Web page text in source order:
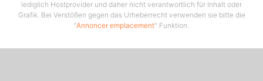
lediglich Hostprovider und daher nicht verantwortlich für Inhalt oder
Grafik. Bei Verstößen gegen das Urheberrecht verwenden sie bitte die
"Annoncer emplacement" Funktion.